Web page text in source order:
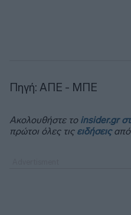
Πηγή: ΑΠΕ - ΜΠΕ
Ακολουθήστε το insider.gr
πρώτοι όλες τις ειδήσειςαπό